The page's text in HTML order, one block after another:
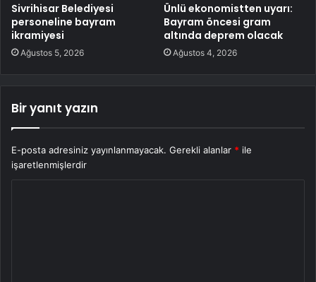
Sivrihisar Belediyesi
personeline bayram
ikramiyesi
Ağustos 5, 2026
Ünlü ekonomistten uyarı:
Bayram öncesi gram
altında deprem olacak
Ağustos 4, 2026
Bir yanıt yazın
E-posta adresiniz yayınlanmayacak. Gerekli alanlar * ile
işaretlenmişlerdir